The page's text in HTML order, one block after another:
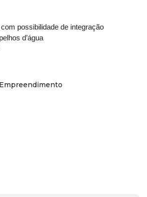
possibilidade de integração
d’água